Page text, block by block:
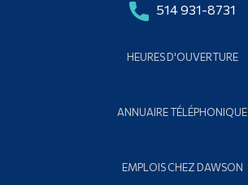
514 931-8731
HEURES D'OUVERTURE
ANNUAIRE TÉLÉPHONIQUE
EMPLOIS CHEZ DAWSON